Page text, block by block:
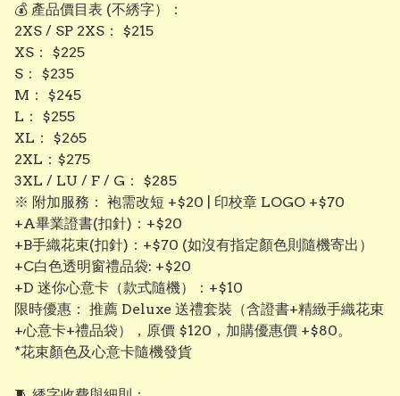
💰 產品價目表 (不綉字）：
​2XS / SP 2XS： $215
​XS： $225
​S： $235
​M： $245
​L： $255
​XL： $265
​2XL：$275
3XL / LU / F / G： $285
​※ 附加服務： 袍需改短 +$20 | 印校章 LOGO +$70
+A畢業證書(扣針)：+$20
+B手織花束(扣針)：+$70 (如沒有指定顏色則隨機寄出）
+C白色透明窗禮品袋: +$20
+D 迷你心意卡（款式隨機）：+$10
限時優惠： 推薦 Deluxe 送禮套裝（含證書+精緻手織花束
+心意卡+禮品袋），原價 $120，加購優惠價 +$80。
*花束顏色及心意卡隨機發貨